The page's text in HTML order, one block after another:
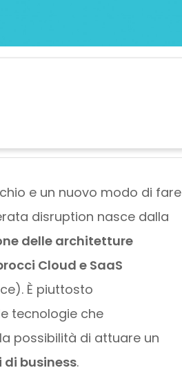
e un nuovo modo di fare
disruption nasce dalla
delle architetture
Cloud e SaaS
È piuttosto
tecnologie che
possibilità di attuare un
business.